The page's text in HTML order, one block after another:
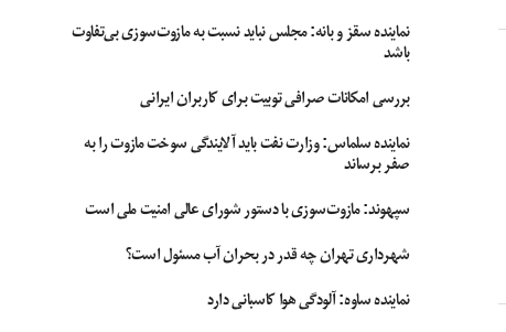
نماینده سقز و بانه: مجلس نباید نسبت به مازوت‌سوزی بی‌تفاوت
باشد
بررسی امکانات صرافی توبیت برای کاربران ایرانی
نماینده سلماس: وزارت نفت باید آلایندگی سوخت مازوت را به
صفر برساند
سپهوند:‌ مازوت‌سوزی با دستور شورای عالی امنیت ملی است
شهرداری تهران چه قدر در بحران آب مسئول است؟
نماینده ساوه: آلودگی هوا کاسبانی دارد